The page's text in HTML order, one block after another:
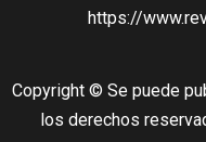
https://
Copyright © Se puede
los derechos